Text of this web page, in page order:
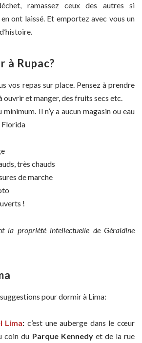
ramassez ceux des autres si
ont laissé. Et emportez avec vous un
à Rupac?
vos repas sur place. Pensez à prendre
ouvrir et manger, des fruits secs etc.
minimum. Il n’y a aucun magasin ou eau
Florida
très chauds
de marche
!
la propriété intellectuelle de Géraldine
pour dormir à Lima:
Lima: c’est une auberge dans le cœur
coin du Parque Kennedyet de la rue